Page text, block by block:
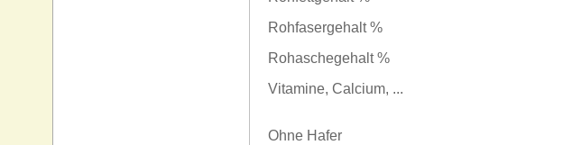
Rohfasergehalt %
Rohaschegehalt %
Vitamine, Calcium, ...
Ohne Hafer